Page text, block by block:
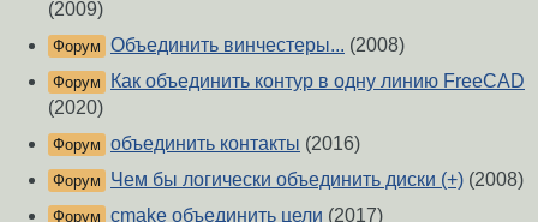
(2009)
Форум Объединить винчестеры... (2008)
Форум
Как объединить контур в одну линию FreeCAD
(2020)
Форум объединить контакты (2016)
Форум Чем бы логически объединить диски (+) (2008)
Форум cmake объединить цели (2017)